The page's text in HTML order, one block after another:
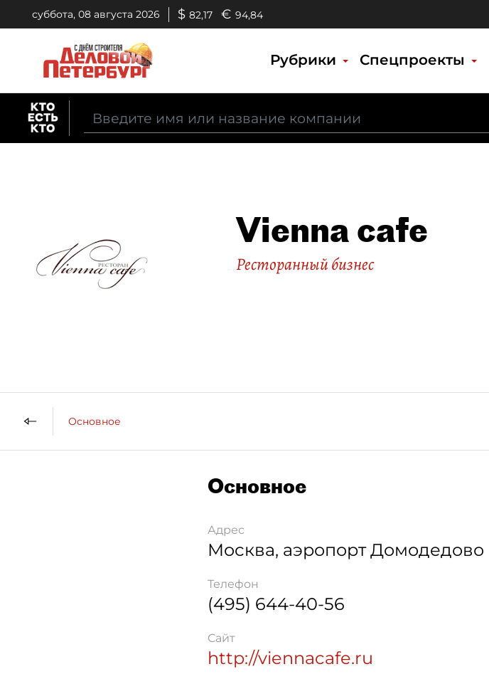
суббота, 08 августа 2026 $ 82,17 € 94,84
Рубрики Спецпроекты
Vienna cafe
Ресторанный бизнес
Основное
Основное
Адрес
Москва, аэропорт Домодедово
Телефон
(495) 644-40-56
Сайт
http://viennacafe.ru